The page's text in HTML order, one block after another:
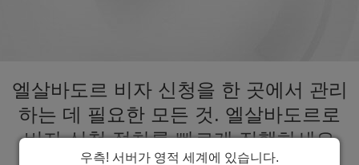
엘살바도르 비자 신청을 한 곳에서 관리
하는 데 필요한 모든 것. 엘살바도르로
비자 신청 절차를 빠르게 진행하세요
우측! 서버가 영적 세계에 있습니다.